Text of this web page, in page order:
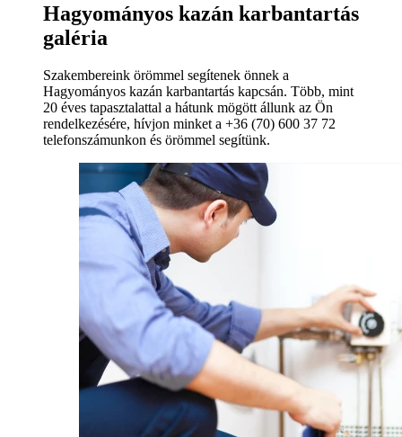
Hagyományos kazán karbantartás
galéria
Szakembereink örömmel segítenek önnek a
Hagyományos kazán karbantartás kapcsán. Több, mint
20 éves tapasztalattal a hátunk mögött állunk az Ön
rendelkezésére, hívjon minket a +36 (70) 600 37 72
telefonszámunkon és örömmel segítünk.